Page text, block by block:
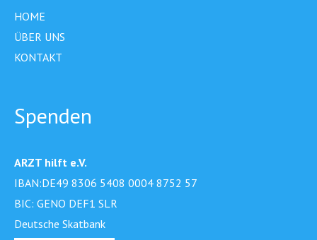
HOME
ÜBER UNS
KONTAKT
Spenden
ARZT hilft e.V.
IBAN:DE49 8306 5408 0004 8752 57
BIC: GENO DEF1 SLR
Deutsche Skatbank